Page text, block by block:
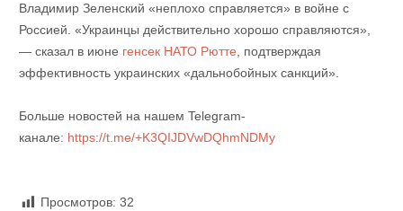
Владимир Зеленский «неплохо справляется» в войне с
Россией. «Украинцы действительно хорошо справляются»,
— сказал в июне генсек НАТО Рютте, подтверждая
эффективность украинских «дальнобойных санкций».
Больше новостей на нашем Telegram-
канале: https://t.me/+K3QIJDVwDQhmNDMy
Просмотров: 32